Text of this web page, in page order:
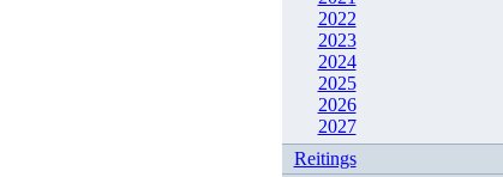
2022
2023
2024
2025
2026
2027
Reitings